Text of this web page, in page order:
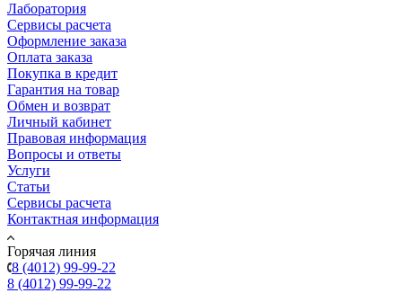
Лаборатория
Сервисы расчета
Оформление заказа
Оплата заказа
Покупка в кредит
Гарантия на товар
Обмен и возврат
Личный кабинет
Правовая информация
Вопросы и ответы
Услуги
Статьи
Сервисы расчета
Контактная информация
Горячая линия
8 (4012) 99-99-22
8 (4012) 99-99-22